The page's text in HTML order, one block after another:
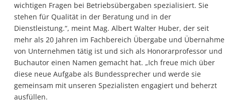
wichtigen Fragen bei Betriebsübergaben spezialisiert. Sie
stehen für Qualität in der Beratung und in der
Dienstleistung.“, meint Mag. Albert Walter Huber, der seit
mehr als 20 Jahren im Fachbereich Übergabe und Übernahme
von Unternehmen tätig ist und sich als Honorarprofessor und
Buchautor einen Namen gemacht hat. „Ich freue mich über
diese neue Aufgabe als Bundessprecher und werde sie
gemeinsam mit unseren Spezialisten engagiert und beherzt
ausfüllen.